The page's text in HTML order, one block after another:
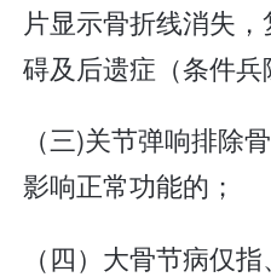
片显示骨折线消失
碍及后遗症（条件兵
（三)关节弹响排除
影响正常功能的；
（四）大骨节病仅